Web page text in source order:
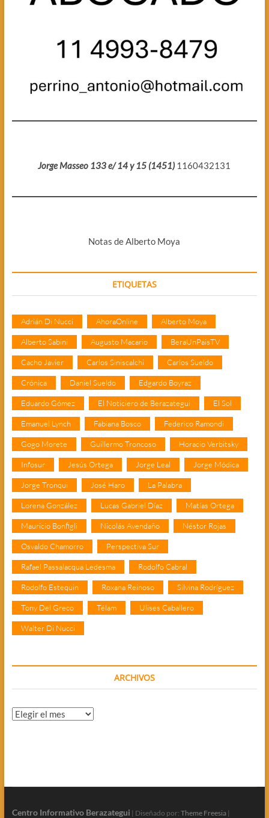
Jorge Masseo 133 e/ 14 y 15 (1451) 1160432131
Notas de Alberto Moya
ETIQUETAS
Adrián Di Nucci AhoraOnline Alberto Moya
Alberto Sabini Augusto Macario BeraUnPaisTV
Cacho Javier Carlos Siniscalchi Carlos Sueldo
Crónica Daniel Sueldo Edgardo Boyraz
Eduardo Gómez El Noticiero de Berazategui El Sol
Emanuel Lynch Fabiana Bosco Federico Ramondi
Gogo Morete Guillermo Troncoso Horacio Verbitsky
Infosur Jesús Ortega Jorge Leal Jorge Módica
Jorge Tronqui José Haro La Palabra
Lorena González Lucas Gabriel Díaz Matías Ortega
Mauricio Bonfigli Nicolás Avendaño Néstor Rojas
Osvaldo Chamorro Perspectiva Sur
Rafael Passalacqua Ledesma Rodolfo Cabral
Rodolfo Estequin Roxana Reinoso Silvina Rodríguez
Tony Del Greco Télam Ulises Caballero
Walter Di Nucci
ARCHIVOS
Archivos
Centro Informativo Berazategui | Diseñado por: Theme Freesia|